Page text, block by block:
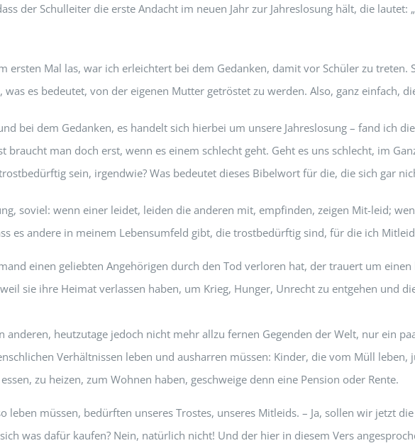
der Schulleiter die erste Andacht im neuen Jahr zur Jahreslosung hält, die lautet:
ersten Mal las, war ich erleichtert bei dem Gedanken, damit vor Schüler zu
es bedeutet, von der eigenen Mutter getröstet zu werden. Also, ganz einfach,
bei dem Gedanken, es handelt sich hierbei um unsere Jahreslosung – fand ich
braucht man doch erst, wenn es einem schlecht geht. Geht es uns schlecht, im
sein, irgendwie? Was bedeutet dieses Bibelwort für die, die sich gar
soviel: wenn einer leidet, leiden die anderen mit, empfinden, zeigen Mit-leid;
es andere in meinem Lebensumfeld gibt, die trostbedürftig sind, für die ich
einen geliebten Angehörigen durch den Tod verloren hat, der trauert um
sie ihre Heimat verlassen haben, um Krieg, Hunger, Unrecht zu entgehen und
anderen, heutzutage jedoch nicht mehr allzu fernen Gegenden der Welt, nur ein
Verhältnissen leben und ausharren müssen: Kinder, die vom Müll leben,
zu heizen, zum Wohnen haben, geschweige denn eine Pension oder Rente.
leben müssen, bedürften unseres Trostes, unseres Mitleids. – Ja, sollen wir jetzt
was dafür kaufen? Nein, natürlich nicht! Und der hier in diesem Vers